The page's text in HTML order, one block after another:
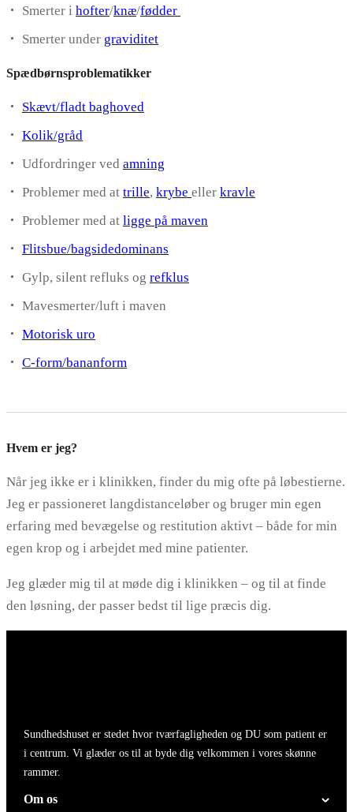
Smerter i hofter/knæ/fødder
Smerter under graviditet
Spædbørnsproblematikker
Skævt/fladt baghoved
Kolik/gråd
Udfordringer ved amning
Problemer med at trille, krybe eller kravle
Problemer med at ligge på maven
Flitsbue/bagsidedominans
Gylp, silent refluks og refklus
Mavesmerter/luft i maven
Motorisk uro
C-form/bananform
Hvem er jeg?
Når jeg ikke er i klinikken, finder du mig ofte på løbestierne.
Jeg er passioneret langdistanceløber og bruger min egen
erfaring med bevægelse og restitution aktivt – både for min
egen krop og i arbejdet med mine patienter.
Jeg glæder mig til at møde dig i klinikken – og til at finde
den løsning, der passer bedst til lige præcis dig.
Sundhedshuset er stedet hvor tværfagligheden og DU som patient er
i centrum. Vi glæder os til at byde dig velkommen i vores skønne
rammer.
Om os